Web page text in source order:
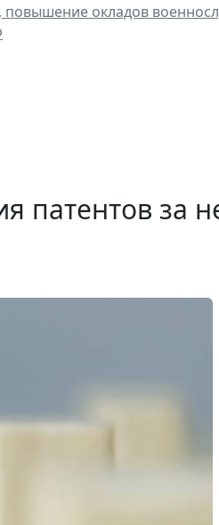
повышение окладов
патентов за